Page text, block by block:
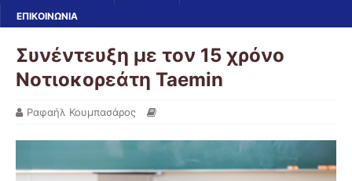
ΕΠΙΚΟΙΝΩΝΙΑ
Συνέντευξη με τον 15 χρόνο
Νοτιοκορεάτη Taemin
Ραφαήλ Κουμπασάρος